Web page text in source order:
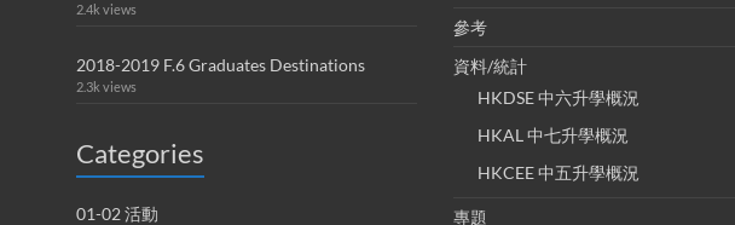
2.4k views
2018-2019 F.6 Graduates Destinations
2.3k views
Categories
01-02 活動
參考
資料/統計
HKDSE 中六升學概況
HKAL 中七升學概況
HKCEE 中五升學概況
專題